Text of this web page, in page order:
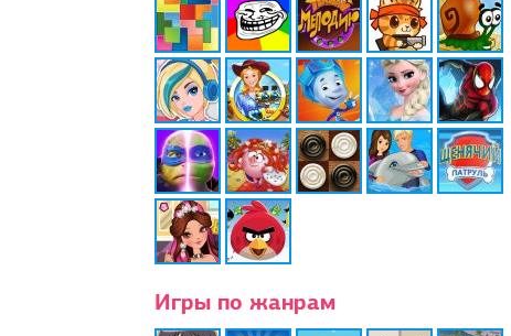
Игры по жанрам